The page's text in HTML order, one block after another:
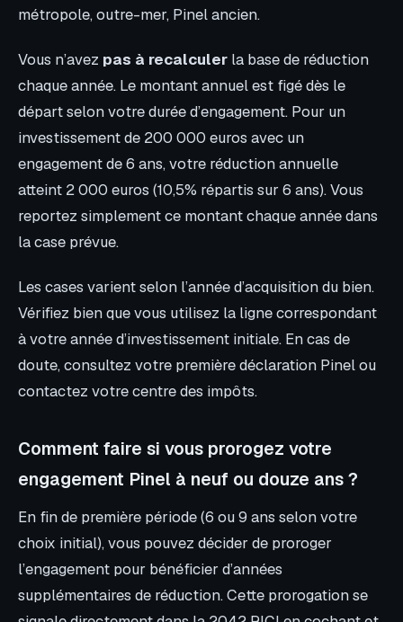
métropole, outre-mer, Pinel ancien.
Vous n’avez pas à recalculer la base de réduction
chaque année. Le montant annuel est figé dès le
départ selon votre durée d’engagement. Pour un
investissement de 200 000 euros avec un
engagement de 6 ans, votre réduction annuelle
atteint 2 000 euros (10,5% répartis sur 6 ans). Vous
reportez simplement ce montant chaque année dans
la case prévue.
Les cases varient selon l’année d’acquisition du bien.
Vérifiez bien que vous utilisez la ligne correspondant
à votre année d’investissement initiale. En cas de
doute, consultez votre première déclaration Pinel ou
contactez votre centre des impôts.
Comment faire si vous prorogez votre
engagement Pinel à neuf ou douze ans ?
En fin de première période (6 ou 9 ans selon votre
choix initial), vous pouvez décider de proroger
l’engagement pour bénéficier d’années
supplémentaires de réduction. Cette prorogation se